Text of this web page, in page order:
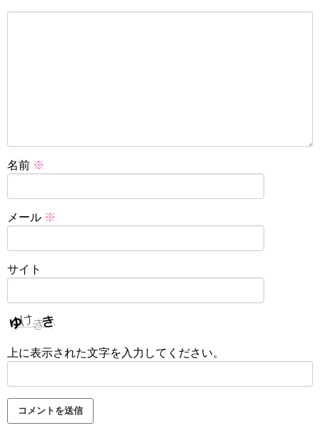
名前 ※
メール ※
サイト
上に表示された文字を入力してください。